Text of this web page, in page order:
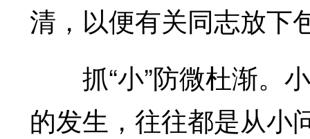
清，以便有关同志放下
抓“小”防微杜渐。小
的发生，往往都是从小